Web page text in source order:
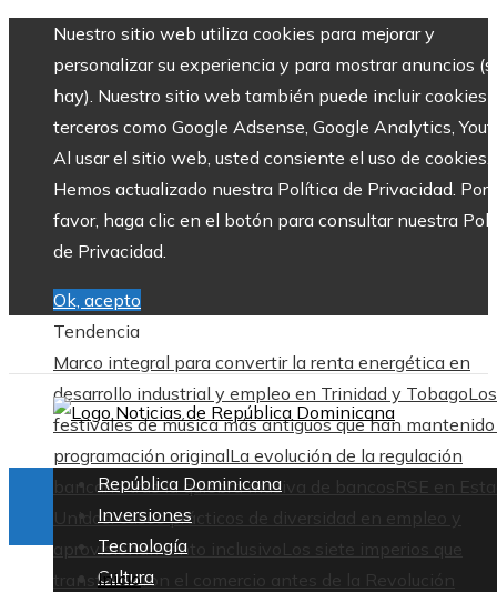
Nuestro sitio web utiliza cookies para mejorar y
personalizar su experiencia y para mostrar anuncios
hay). Nuestro sitio web también puede incluir cookies
terceros como Google Adsense, Google Analytics,
Al usar el sitio web, usted consiente el uso de cookies.
Hemos actualizado nuestra Política de Privacidad. Por
favor, haga clic en el botón para consultar nuestra
de Privacidad.
Ok, acepto
Tendencia
Marco integral para convertir la renta energética en
desarrollo industrial y empleo en Trinidad y TobagoLos
festivales de música más antiguos que han mantenido
programación originalLa evolución de la regulación
bancaria tras la quiebra masiva de bancos
RSE en
Unidos: casos prácticos de diversidad en empleo y
aprovisionamiento inclusivo Los siete imperios que
transformaron el comercio antes de la Revolución
República Dominicana
Inversiones
Tecnología
Cultura
Inicio